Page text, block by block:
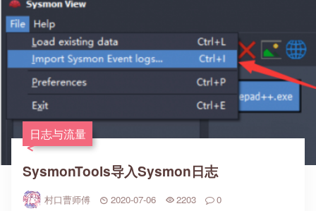
日志与流量
SysmonTools导入Sysmon日志
村口曹师傅 2020-07-06 2203 0